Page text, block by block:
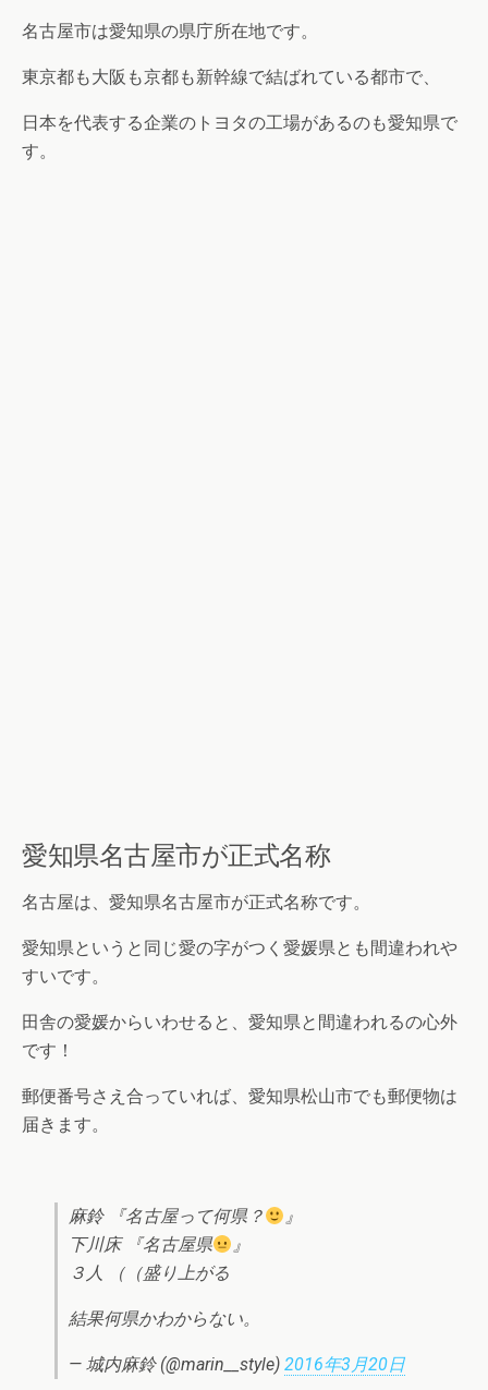
名古屋市は愛知県の県庁所在地です。
東京都も大阪も京都も新幹線で結ばれている都市で、
日本を代表する企業のトヨタの工場があるのも愛知県で
す。
愛知県名古屋市が正式名称
名古屋は、愛知県名古屋市が正式名称です。
愛知県というと同じ愛の字がつく愛媛県とも間違われや
すいです。
田舎の愛媛からいわせると、愛知県と間違われるの心外
です！
郵便番号さえ合っていれば、愛知県松山市でも郵便物は
届きます。
麻鈴 『名古屋って何県？
』
下川床 『名古屋県
』
３人 （（盛り上がる
結果何県かわからない。
— 城内麻鈴 (@marin__style) 2016年3月20日